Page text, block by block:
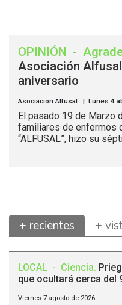
OPINIÓN -
Asociación
aniversario
Asociación Alfusal | Lunes 4
El pasado 19 de Marzo
familiares de enfermos
“ALFUSAL”, hizo su
+ recientes +
LOCAL - Ciencia.
que ocultará cerca del
Viernes 7 agosto de 2026